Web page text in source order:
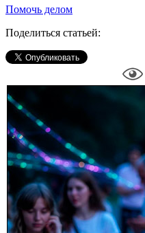
Помочь делом
Поделиться статьей: